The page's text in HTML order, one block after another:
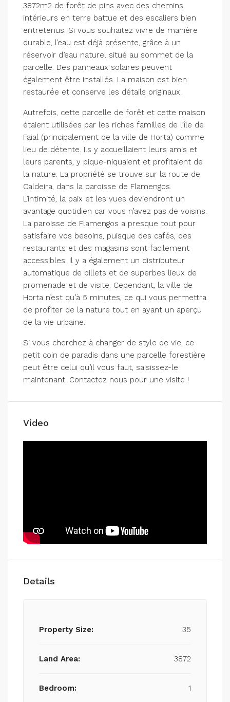
3872m2 de forêt de pins avec des chemins
intérieurs en terre battue et des escaliers bien
entretenus. Si vous souhaitez vivre de manière
durable, l’eau est déjà présente, grâce à un
réservoir d’eau naturel situé au sommet de la
parcelle. Des panneaux solaires peuvent
également être installés. La maison est bien
restaurée et conserve les détails originaux.
Autrefois, cette parcelle de forêt et cette maison
étaient utilisées par les riches familles de l’île de
Faial (principalement de la ville de Horta) comme
lieu de détente. Ils y accueillaient leurs amis et
leurs parents, y pique-niquaient et profitaient de
la nature. La propriété se trouve sur la route de
Caldeira, dans la paroisse de Flamengos.
L’intimité, la paix et les vues deviendront un
avantage quotidien car vous n’avez pas de voisins.
La paroisse de Flamengos a presque tout pour
satisfaire vos besoins, puisque des cafés, des
restaurants et des magasins sont facilement
accessibles. Il y a également un distributeur
automatique de billets et de superbes lieux de
promenade et de visite. Cependant, la ville de
Horta n’est qu’à 5 minutes, ce qui vous permettra
de profiter de la nature tout en ayant un aperçu
de la vie urbaine.
Si vous cherchez à changer de style de vie, ce
petit coin de paradis dans une parcelle forestière
peut être celui qu’il vous faut, saisissez-le
maintenant. Contactez nous pour une visite !
Video
Details
Property Size: 35
Land Area: 3872
Bedroom: 1